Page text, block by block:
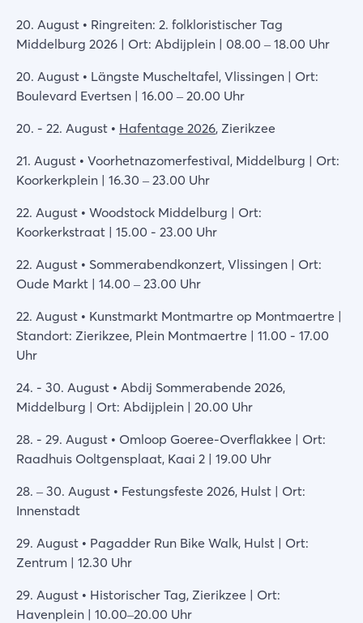
20. August • Ringreiten: 2. folkloristischer Tag
Middelburg 2026 | Ort: Abdijplein | 08.00 – 18.00 Uhr
20. August • Längste Muscheltafel, Vlissingen | Ort:
Boulevard Evertsen | 16.00 – 20.00 Uhr
20. - 22. August • Hafentage 2026, Zierikzee
21. August • Voorhetnazomerfestival, Middelburg | Ort:
Koorkerkplein | 16.30 – 23.00 Uhr
22. August • Woodstock Middelburg | Ort:
Koorkerkstraat | 15.00 - 23.00 Uhr
22. August • Sommerabendkonzert, Vlissingen | Ort:
Oude Markt | 14.00 – 23.00 Uhr
22. August • Kunstmarkt Montmartre op Montmaertre |
Standort: Zierikzee, Plein Montmaertre | 11.00 - 17.00
Uhr
24. - 30. August • Abdij Sommerabende 2026,
Middelburg | Ort: Abdijplein | 20.00 Uhr
28. - 29. August • Omloop Goeree-Overflakkee | Ort:
Raadhuis Ooltgensplaat, Kaai 2 | 19.00 Uhr
28. – 30. August • Festungsfeste 2026, Hulst | Ort:
Innenstadt
29. August • Pagadder Run Bike Walk, Hulst | Ort:
Zentrum | 12.30 Uhr
29. August • Historischer Tag, Zierikzee | Ort:
Havenplein | 10.00–20.00 Uhr